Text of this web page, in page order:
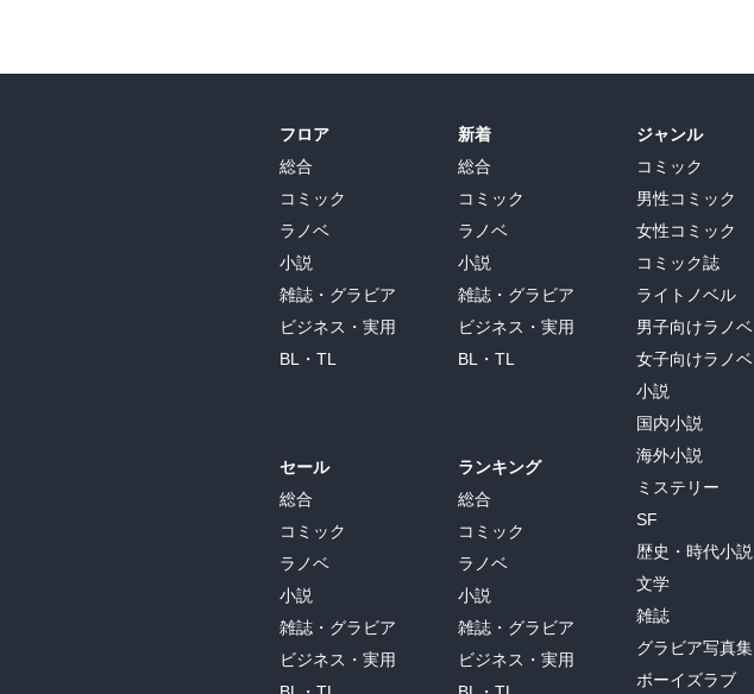
フロア
総合
コミック
ラノベ
小説
雑誌・グラビア
ビジネス・実用
BL・TL
セール
総合
コミック
ラノベ
小説
雑誌・グラビア
ビジネス・実用
新着
総合
コミック
ラノベ
小説
雑誌・グラビア
ビジネス・実用
BL・TL
ランキング
総合
コミック
ラノベ
小説
雑誌・グラビア
ビジネス・実用
ジャンル
コミック
男性コミック
女性コミック
コミック誌
ライトノベル
男子向けラノベ
女子向けラノベ
小説
国内小説
海外小説
ミステリー
SF
歴史・時代小説
文学
雑誌
グラビア写真集
ボーイズラブ